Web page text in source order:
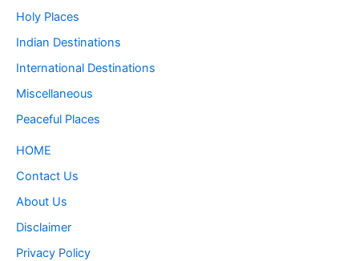
Holy Places
Indian Destinations
International Destinations
Miscellaneous
Peaceful Places
HOME
Contact Us
About Us
Disclaimer
Privacy Policy